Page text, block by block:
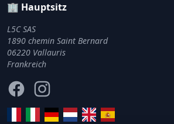
🏢 Hauptsitz
L5C SAS
1890 chemin Saint Bernard
06220 Vallauris
Frankreich
FacebookInstagram